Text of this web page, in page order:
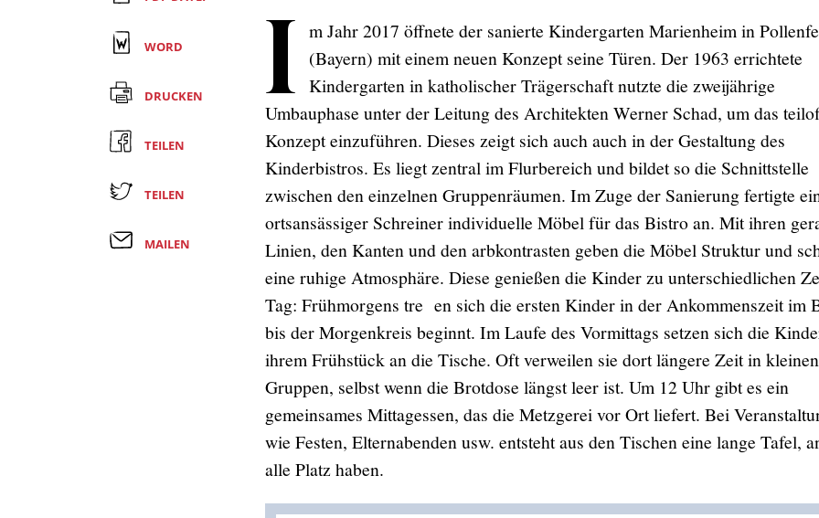
I m Jahr 2017 öffnete der sanierte Kindergarten Marienheim in
(Bayern) mit einem neuen Konzept seine Türen. Der 1963 errichtete
Kindergarten in katholischer Trägerschaft nutzte die zweijährige
Umbauphase unter der Leitung des Architekten Werner Schad, um das
Konzept einzuführen. Dieses zeigt sich auch auch in der Gestaltung des
Kinderbistros. Es liegt zentral im Flurbereich und bildet so die Schnittstelle
zwischen den einzelnen Gruppenräumen. Im Zuge der Sanierung fertigte
ortsansässiger Schreiner individuelle Möbel für das Bistro an. Mit ihren
Linien, den Kanten und den arbkontrasten geben die Möbel Struktur und
eine ruhige Atmosphäre. Diese genießen die Kinder zu unterschiedlichen
Tag: Frühmorgens tre en sich die ersten Kinder in der Ankommenszeit im
bis der Morgenkreis beginnt. Im Laufe des Vormittags setzen sich die
ihrem Frühstück an die Tische. Oft verweilen sie dort längere Zeit in kleinen
Gruppen, selbst wenn die Brotdose längst leer ist. Um 12 Uhr gibt es ein
gemeinsames Mittagessen, das die Metzgerei vor Ort liefert. Bei
wie Festen, Elternabenden usw. entsteht aus den Tischen eine lange Tafel,
alle Platz haben.
WORD
DRUCKEN
TEILEN
TEILEN
MAILEN